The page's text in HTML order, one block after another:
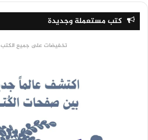
كتب مستعملة وجديدة
تخفيضات على جميع الكتب